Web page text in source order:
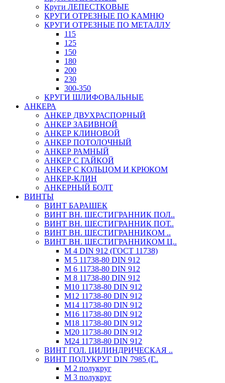
Круги ЛЕПЕСТКОВЫЕ
КРУГИ ОТРЕЗНЫЕ ПО КАМНЮ
КРУГИ ОТРЕЗНЫЕ ПО МЕТАЛЛУ
115
125
150
180
200
230
300-350
КРУГИ ШЛИФОВАЛЬНЫЕ
АНКЕРА
АНКЕР ДВУХРАСПОРНЫЙ
АНКЕР ЗАБИВНОЙ
АНКЕР КЛИНОВОЙ
АНКЕР ПОТОЛОЧНЫЙ
АНКЕР РАМНЫЙ
АНКЕР С ГАЙКОЙ
АНКЕР С КОЛЬЦОМ И КРЮКОМ
АНКЕР-КЛИН
АНКЕРНЫЙ БОЛТ
ВИНТЫ
ВИНТ БАРАШЕК
ВИНТ ВН. ШЕСТИГРАННИК ПОЛ..
ВИНТ ВН. ШЕСТИГРАННИК ПОТ..
ВИНТ ВН. ШЕСТИГРАННИКОМ ..
ВИНТ ВН. ШЕСТИГРАННИКОМ Ц..
М 4 DIN 912 (ГОСТ 11738)
М 5 11738-80 DIN 912
М 6 11738-80 DIN 912
М 8 11738-80 DIN 912
М10 11738-80 DIN 912
М12 11738-80 DIN 912
М14 11738-80 DIN 912
М16 11738-80 DIN 912
М18 11738-80 DIN 912
М20 11738-80 DIN 912
М24 11738-80 DIN 912
ВИНТ ГОЛ. ЦИЛИНДРИЧЕСКАЯ ..
ВИНТ ПОЛУКРУГ DIN 7985 (Г..
М 2 полукруг
М 3 полукруг